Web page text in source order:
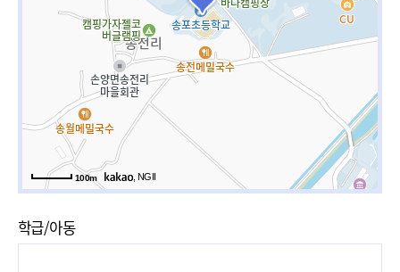
100m , NGII
학급/아동